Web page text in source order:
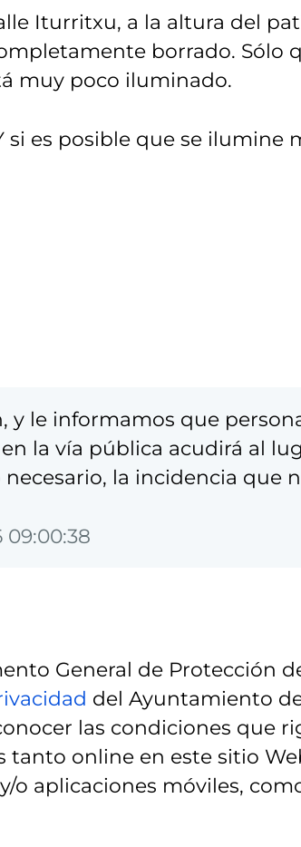
Iturritxu, a la altura del
borrado. Sólo
muy poco iluminado.
si es posible que se ilumine
y le informamos que
la vía pública acudirá al
la incidencia que
General de Protección
del Ayuntamiento
las condiciones que
online en este sitio
o aplicaciones móviles,